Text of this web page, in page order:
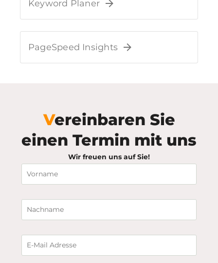
Keyword Planer
PageSpeed Insights
Vereinbaren Sie
einen Termin mit uns
Wir freuen uns auf Sie!